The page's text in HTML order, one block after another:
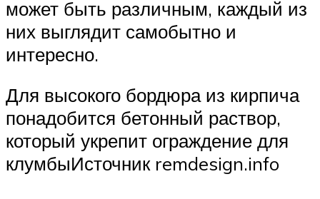
может быть различным, каждый из
них выглядит самобытно и
интересно.
Для высокого бордюра из кирпича
понадобится бетонный раствор,
который укрепит ограждение для
клумбыИсточник remdesign.info